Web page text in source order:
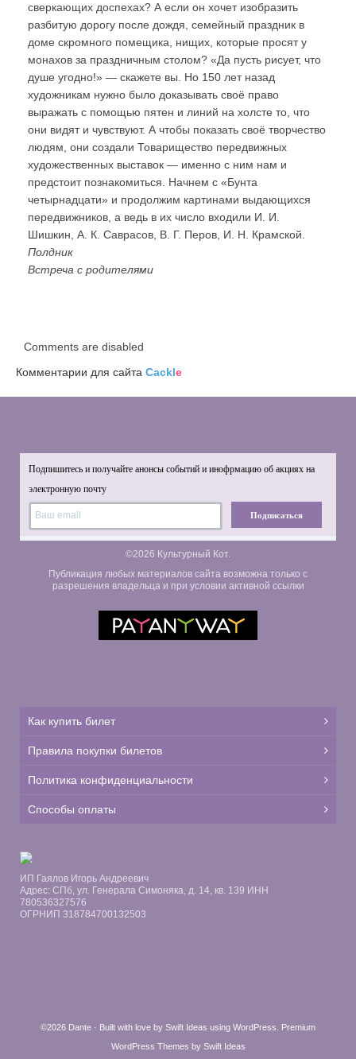
сверкающих доспехах? А если он хочет изобразить
разбитую дорогу после дождя, семейный праздник в
доме скромного помещика, нищих, которые просят у
монахов за праздничным столом? «Да пусть рисует, что
душе угодно!» — скажете вы. Но 150 лет назад
художникам нужно было доказывать своё право
выражать с помощью пятен и линий на холсте то, что
они видят и чувствуют. А чтобы показать своё творчество
людям, они создали Товарищество передвижных
художественных выставок — именно с ним нам и
предстоит познакомиться. Начнем с «Бунта
четырнадцати» и продолжим картинами выдающихся
передвижников, а ведь в их число входили И. И.
Шишкин, А. К. Саврасов, В. Г. Перов, И. Н. Крамской.
Полдник
Встреча с родителями
Comments are disabled
Комментарии для сайта Cackle
Подпишитесь и получайте анонсы событий и инофрмацию об акциях на
электронную почту
Подписаться
©2026 Культурный Кот.
Публикация любых материалов сайта возможна только с
разрешения владельца и при условии активной ссылки
Как купить билет
Правила покупки билетов
Политика конфиденциальности
Способы оплаты
ИП Гаялов Игорь Андреевич
Адрес: СПб, ул. Генерала Симоняка, д. 14, кв. 139 ИНН
780536327576
ОГРНИП 318784700132503
©2026 Dante · Built with love by Swift Ideas using WordPress
Premium
WordPress Themes by Swift Ideas